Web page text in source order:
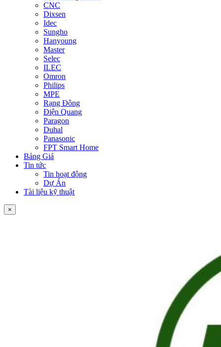
CNC
Dixsen
Idec
Sungho
Hanyoung
Master
Selec
ILEC
Omron
Philips
MPE
Rạng Đông
Điện Quang
Paragon
Duhal
Panasonic
FPT Smart Home
Bảng Giá
Tin tức
Tin hoạt động
Dự Án
Tài liệu kỹ thuật
×